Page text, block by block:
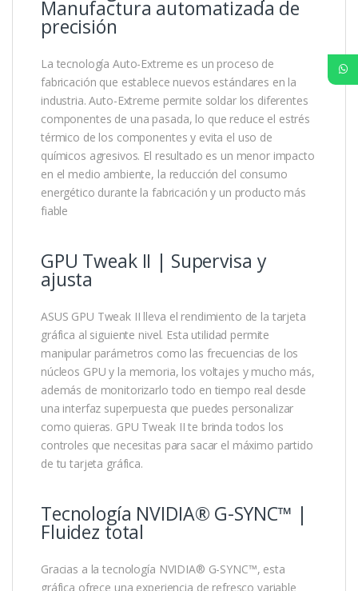
Manufactura automatizada de
precisión
La tecnología Auto-Extreme es un proceso de
fabricación que establece nuevos estándares en la
industria. Auto-Extreme permite soldar los diferentes
componentes de una pasada, lo que reduce el estrés
térmico de los componentes y evita el uso de
químicos agresivos. El resultado es un menor impacto
en el medio ambiente, la reducción del consumo
energético durante la fabricación y un producto más
fiable
GPU Tweak II | Supervisa y
ajusta
ASUS GPU Tweak II lleva el rendimiento de la tarjeta
gráfica al siguiente nivel. Esta utilidad permite
manipular parámetros como las frecuencias de los
núcleos GPU y la memoria, los voltajes y mucho más,
además de monitorizarlo todo en tiempo real desde
una interfaz superpuesta que puedes personalizar
como quieras. GPU Tweak II te brinda todos los
controles que necesitas para sacar el máximo partido
de tu tarjeta gráfica.
Tecnología NVIDIA® G-SYNC™ |
Fluidez total
Gracias a la tecnología NVIDIA® G-SYNC™, esta
gráfica ofrece una experiencia de refresco variable